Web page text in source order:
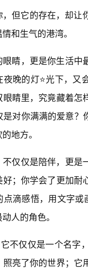
，但它的存在，却
和生气的港湾。
眼睛，更是你生活
晚的灯⭐光下，
睛里，究竟藏着
对你满满的爱意
地方。
不仅仅是陪伴，更
；你学会了更加
滴感悟，用文字
人的角色。
它不仅仅是一个名
亮了你的世界；